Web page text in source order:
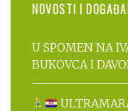
NOVOSTI I
U SPOMEN NA
BUKOVCA I